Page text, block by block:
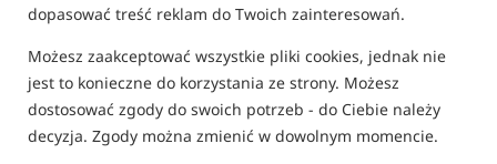
dopasować treść reklam do Twoich zainteresowań.
Możesz zaakceptować wszystkie pliki cookies, jednak nie
jest to konieczne do korzystania ze strony. Możesz
dostosować zgody do swoich potrzeb - do Ciebie należy
decyzja. Zgody można zmienić w dowolnym momencie.